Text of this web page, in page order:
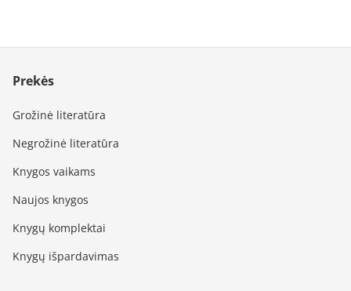
Prekės
Grožinė literatūra
Negrožinė literatūra
Knygos vaikams
Naujos knygos
Knygų komplektai
Knygų išpardavimas